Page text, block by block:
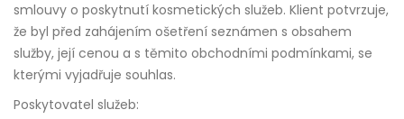
smlouvy o poskytnutí kosmetických služeb. Klient potvrzuje,
že byl před zahájením ošetření seznámen s obsahem
služby, její cenou a s těmito obchodními podmínkami, se
kterými vyjadřuje souhlas.
Poskytovatel služeb: